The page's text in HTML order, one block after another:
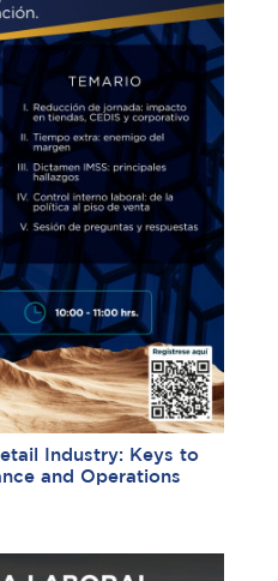
Industry: Keys to
and Operations